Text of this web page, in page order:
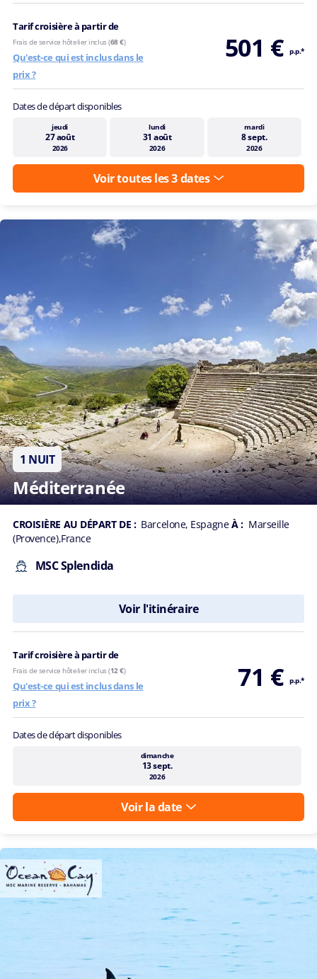
Tarif croisière à partir de
501 € p.p.*
Frais de service hôtelier inclus (68 €)
Qu'est-ce qui est inclus dans le
prix ?
Dates de départ disponibles
jeudi
27 août
2026
lundi
31 août
2026
mardi
8 sept.
2026
Voir toutes les 3 dates
1 NUIT
Méditerranée
CROISIÈRE AU DÉPART DE : Barcelone, Espagne À : Marseille
(Provence),France
MSC Splendida
Voir l'itinéraire
Tarif croisière à partir de
71 € p.p.*
Frais de service hôtelier inclus (12 €)
Qu'est-ce qui est inclus dans le
prix ?
Dates de départ disponibles
dimanche
13 sept.
2026
Voir la date